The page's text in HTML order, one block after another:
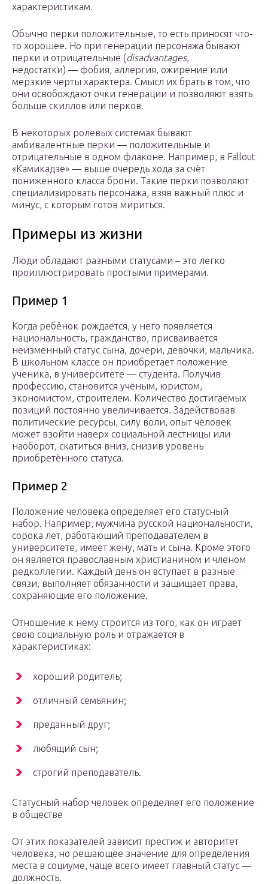
характеристикам.
Обычно перки положительные, то есть приносят что-
то хорошее. Но при генерации персонажа бывают
перки и отрицательные (disadvantages,
недостатки) — фобия, аллергия, ожирение или
мерзкие черты характера. Смысл их брать в том, что
они освобождают очки генерации и позволяют взять
больше скиллов или перков.
В некоторых ролевых системах бывают
амбивалентные перки — положительные и
отрицательные в одном флаконе. Например, в Fallout
«Камикадзе» — выше очередь хода за счёт
пониженного класса брони. Такие перки позволяют
специализировать персонажа, взяв важный плюс и
минус, с которым готов мириться.
Примеры из жизни
Люди обладают разными статусами – это легко
проиллюстрировать простыми примерами.
Пример 1
Когда ребёнок рождается, у него появляется
национальность, гражданство, присваивается
неизменный статус сына, дочери, девочки, мальчика.
В школьном классе он приобретает положение
ученика, в университете — студента. Получив
профессию, становится учёным, юристом,
экономистом, строителем. Количество достигаемых
позиций постоянно увеличивается. Задействовав
политические ресурсы, силу воли, опыт человек
может взойти наверх социальной лестницы или
наоборот, скатиться вниз, снизив уровень
приобретённого статуса.
Пример 2
Положение человека определяет его статусный
набор. Например, мужчина русской национальности,
сорока лет, работающий преподавателем в
университете, имеет жену, мать и сына. Кроме этого
он является православным христианином и членом
редколлегии. Каждый день он вступает в разные
связи, выполняет обязанности и защищает права,
сохраняющие его положение.
Отношение к нему строится из того, как он играет
свою социальную роль и отражается в
характеристиках:
хороший родитель;
отличный семьянин;
преданный друг;
любящий сын;
строгий преподаватель.
Статусный набор человек определяет его положение
в обществе
От этих показателей зависит престиж и авторитет
человека, но решающее значение для определения
места в социуме, чаще всего имеет главный статус —
должность.